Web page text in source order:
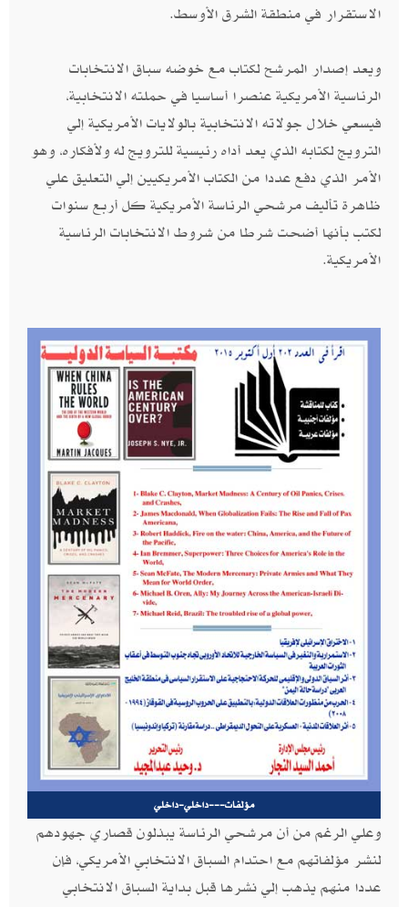
الاستقرار في منطقة الشرق الأوسط‮.‬
ويعد إصدار المرشح لكتاب مع خوضه سباق الانتخابات
الرئاسية الأمريكية عنصرا أساسيا في حملته الانتخابية،
فيسعي خلال جولاته الانتخابية بالولايات الأمريكية إلي
الترويج لكتابه الذي يعد أداه رئيسية للترويج له ولأفكاره،‮ ‬وهو
الأمر الذي دفع عددا من الكتاب الأمريكيين إلي التعليق علي
ظاهرة تأليف مرشحي الرئاسة الأمريكية كل أربع سنوات
لكتب بأنها أضحت شرطا من شروط الانتخابات الرئاسية
الأمريكية‮.‬
مؤلفات---داخلي-داخلي
وعلي الرغم من أن مرشحي الرئاسة يبذلون قصاري جهودهم
لنشر مؤلفاتهم مع احتدام السباق الانتخابي الأمريكي، فإن
عددا منهم يذهب إلي نشرها قبل بداية السباق الانتخابي